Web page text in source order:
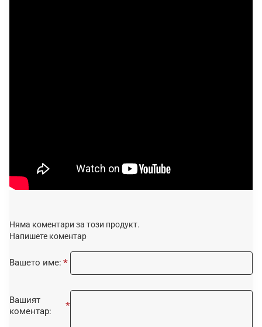
Няма коментари за този продукт.
Напишете коментар
Вашето име:
Вашият
коментар: